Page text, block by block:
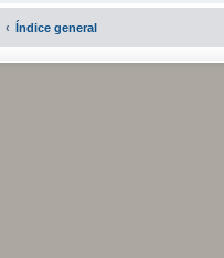
Índice general